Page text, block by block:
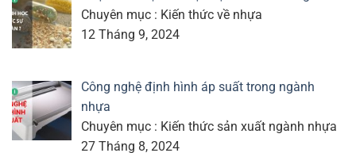
Chuyên mục : Kiến thức về nhựa
12 Tháng 9, 2024
Công nghệ định hình áp suất trong ngành
nhựa
Chuyên mục : Kiến thức sản xuất ngành nhựa
27 Tháng 8, 2024